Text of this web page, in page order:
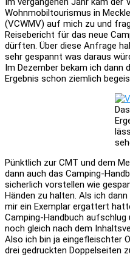
Wohnmobiltourismus in
(VCWMV) auf mich zu und
Reisebericht für das neue
dürften. Über diese Anfrage
sehr gespannt was daraus
Im Dezember bekam ich dann
Ergebnis schon ziemlich
Das
Pünktlich zur CMT und dem
dann auch das Camping-
sicherlich vorstellen wie
Händen zu halten. Als ich
mir ein Exemplar ergattert
Camping-Handbuch aufschlug
noch gleich nach dem
Also ich bin ja eingefleischter
drei gedruckten Doppelseiten